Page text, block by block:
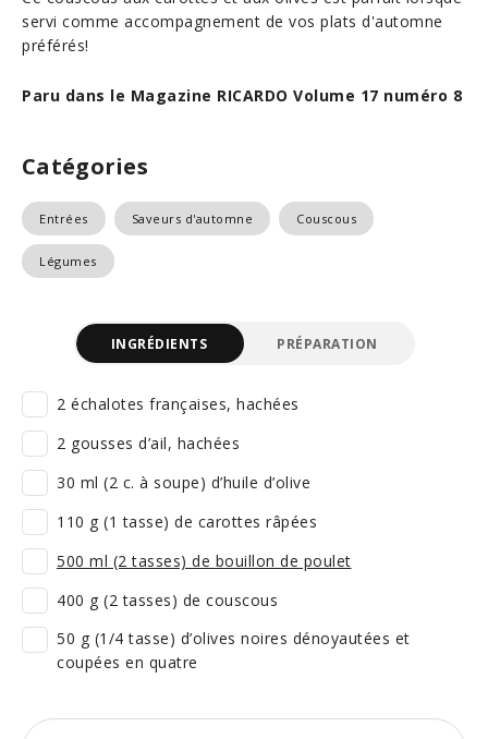
servi comme accompagnement de vos plats d'automne
préférés!
Paru dans le Magazine RICARDO Volume 17 numéro 8
Catégories
Entrées Saveurs d'automne Couscous
Légumes
INGRÉDIENTS PRÉPARATION
2 échalotes françaises, hachées
2 gousses d’ail, hachées
30 ml (2 c. à soupe) d’huile d’olive
110 g (1 tasse) de carottes râpées
500 ml (2 tasses) de bouillon de poulet
400 g (2 tasses) de couscous
50 g (1/4 tasse) d’olives noires dénoyautées et
coupées en quatre